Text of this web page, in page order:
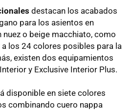
destacan los acabados
para los asientos en
o beige macchiato, como
los 24 colores posibles para la
existen dos equipamientos
y Exclusive Interior Plus.
disponible en siete colores
combinando cuero nappa